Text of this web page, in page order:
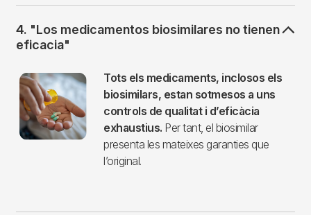
4. "Los medicamentos biosimilares no tienen
eficacia"
Imagen
Tots els medicaments, inclosos els
biosimilars, estan sotmesos a uns
controls de qualitat i d’eficàcia
exhaustius. Per tant, el biosimilar
presenta les mateixes garanties que
l’original.